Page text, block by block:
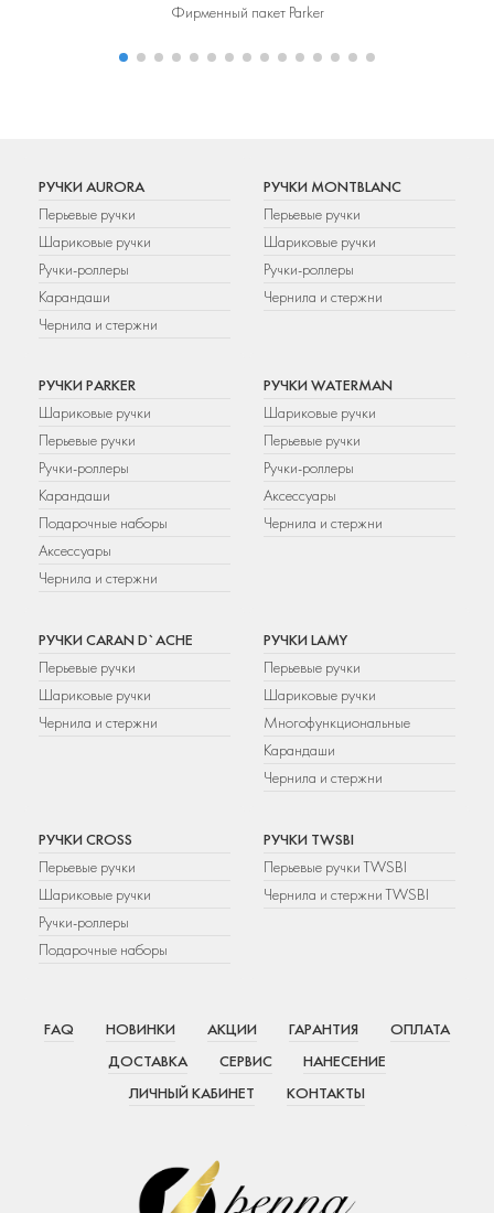
Фирменный пакет Parker
РУЧКИ AURORA
Перьевые ручки
Шариковые ручки
Ручки-роллеры
Карандаши
Чернила и стержни
РУЧКИ MONTBLANC
Перьевые ручки
Шариковые ручки
Ручки-роллеры
Чернила и стержни
РУЧКИ PARKER
Шариковые ручки
Перьевые ручки
Ручки-роллеры
Карандаши
Подарочные наборы
Аксессуары
Чернила и стержни
РУЧКИ WATERMAN
Шариковые ручки
Перьевые ручки
Ручки-роллеры
Аксессуары
Чернила и стержни
РУЧКИ CARAN D`ACHE
Перьевые ручки
Шариковые ручки
Чернила и стержни
РУЧКИ LAMY
Перьевые ручки
Шариковые ручки
Многофункциональные
Карандаши
Чернила и стержни
РУЧКИ CROSS
Перьевые ручки
Шариковые ручки
Ручки-роллеры
Подарочные наборы
РУЧКИ TWSBI
Перьевые ручки TWSBI
Чернила и стержни TWSBI
FAQ НОВИНКИ АКЦИИ ГАРАНТИЯ
ОПЛАТА
ДОСТАВКА
СЕРВИС
НАНЕСЕНИЕ
ЛИЧНЫЙ КАБИНЕТ
КОНТАКТЫ